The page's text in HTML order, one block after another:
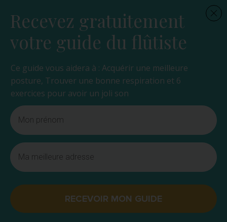
Recevez gratuitement
votre guide du flûtiste
Ce guide vous aidera à : Acquérir une meilleure
posture, Trouver une bonne respiration et 6
exercices pour avoir un joli son
RECEVOIR MON GUIDE